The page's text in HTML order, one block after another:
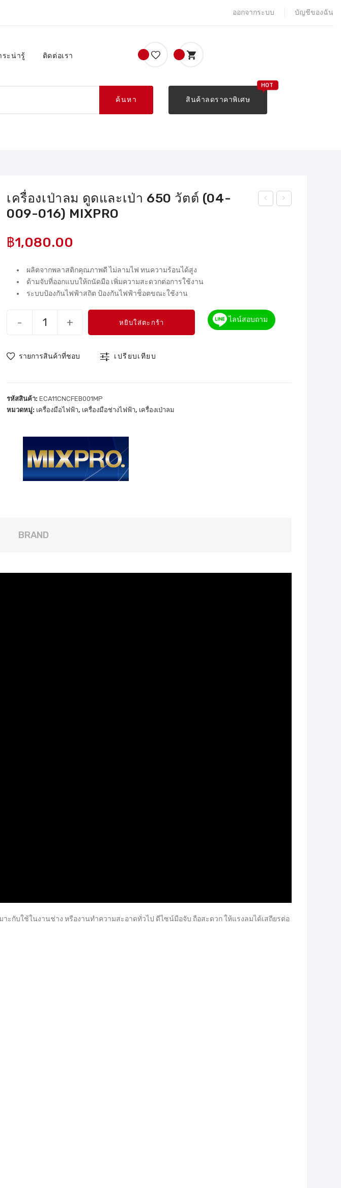
ออกจากระบบ บัญชีของฉัน
ะน่ารู้ ติดต่อเรา
ค้นหา สินค้าลดราคาพิเศษ
เครื่องเป่าลม ดูดและเป่า 650 วัตต์ (04-
009-016) MIXPRO
฿1,080.00
ผลิตจากพลาสติกคุณภาพดี ไม่ลามไฟ ทนความร้อนได้สูง
ด้ามจับที่ออกแบบให้ถนัดมือ เพิ่มความสะดวกต่อการใช้งาน
ระบบป้องกันไฟฟ้าสถิต ป้องกันไฟฟ้าช็อตขณะใช้งาน
- + หยิบใส่ตะกร้า ไลน์สอบถาม
รายการสินค้าที่ชอบ เปรียบเทียบ
รหัสสินค้า: ECA11CNCFEB001MP
หมวดหมู่: เครื่องมือไฟฟ้า, เครื่องมือช่างไฟฟ้า, เครื่องเป่าลม
BRAND
าะกับใช้ในงานช่าง หรืองานทำความสะอาดทั่วไป ดีไซน์มือจับ ถือสะดวก ให้แรงลมได้เสถียรต่อ